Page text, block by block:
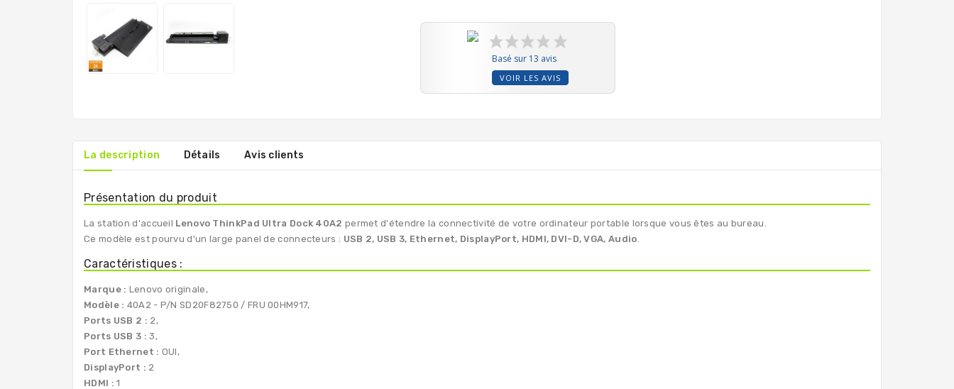
Basé sur 13 avis
VOIR LES AVIS
La description Détails Avis clients
Présentation du produit
La station d'accueil Lenovo ThinkPad Ultra Dock 40A2 permet d'étendre la connectivité de votre ordinateur portable lorsque vous êtes au bureau.
Ce modèle est pourvu d'un large panel de connecteurs : USB 2, USB 3, Ethernet, DisplayPort, HDMI, DVI-D, VGA, Audio
Caractéristiques :
Marque : Lenovo originale,
Modèle : 40A2 - P/N SD20F82750 / FRU 00HM917,
Ports USB 2 : 2,
Ports USB 3 : 3,
Port Ethernet : OUI,
DisplayPort : 2
HDMI : 1